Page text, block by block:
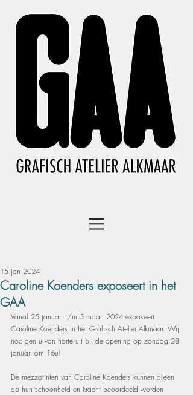
Caroline Koenders exposeert in het
GAA
15 jan 2024
Vanaf 25 januari t/m 5 maart 2024 exposeert
Caroline Koenders in het Grafisch Atelier Alkmaar. Wij
nodigen u van harte uit bij de opening op zondag 28
januari om 16u!
De mezzotinten van Caroline Koenders kunnen alleen
op hun schoonheid en kracht beoordeeld worden